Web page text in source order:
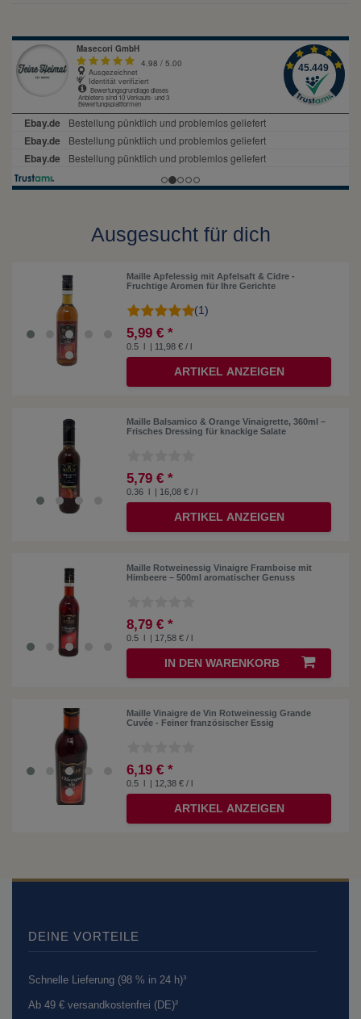
Ausgesucht für dich
Maille Apfelessig mit Apfelsaft & Cidre -
Fruchtige Aromen für Ihre Gerichte
(1)
5,99 € *
0.5 l | 11,98 € / l
ARTIKEL ANZEIGEN
Maille Balsamico & Orange Vinaigrette, 360ml –
Frisches Dressing für knackige Salate
5,79 € *
0.36 | 16,08 € / l
ARTIKEL ANZEIGEN
Maille Rotweinessig Vinaigre Framboise mit
Himbeere – 500ml aromatischer Genuss
8,79 € *
0.5 l | 17,58 € / l
IN DEN WARENKORB
Maille Vinaigre de Vin Rotweinessig Grande
Cuvée - Feiner französischer Essig
6,19 € *
0.5 l | 12,38 € / l
ARTIKEL ANZEIGEN
DEINE VORTEILE
Schnelle Lieferung (98 % in 24 h)³
Ab 49 € versandkostenfrei (DE)²